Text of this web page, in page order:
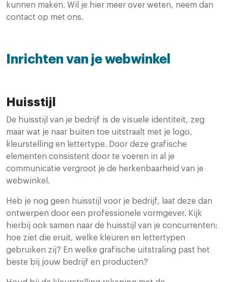
kunnen maken. Wil je hier meer over weten, neem dan
contact op met ons.
Inrichten van je webwinkel
Huisstijl
De huisstijl van je bedrijf is de visuele identiteit, zeg
maar wat je naar buiten toe uitstraalt met je logo,
kleurstelling en lettertype. Door deze grafische
elementen consistent door te voeren in al je
communicatie vergroot je de herkenbaarheid van je
webwinkel.
Heb je nog geen huisstijl voor je bedrijf, laat deze dan
ontwerpen door een professionele vormgever. Kijk
hierbij ook samen naar de huisstijl van je concurrenten:
hoe ziet die eruit, welke kleuren en lettertypen
gebruiken zij? En welke grafische uitstraling past het
beste bij jouw bedrijf en producten?